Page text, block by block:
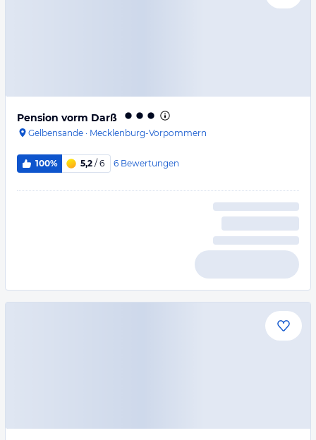
Pension vorm Darß
Gelbensande · Mecklenburg-Vorpommern
100% 5,2 / 6 6 Bewertungen